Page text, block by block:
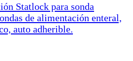
Statlock para sonda
de alimentación enteral,
auto adherible.